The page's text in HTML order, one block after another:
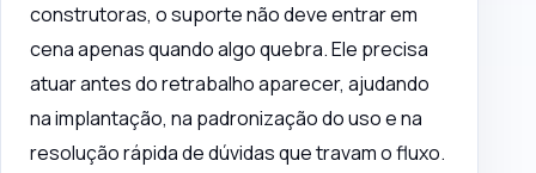
construtoras, o suporte não deve entrar em
cena apenas quando algo quebra. Ele precisa
atuar antes do retrabalho aparecer, ajudando
na implantação, na padronização do uso e na
resolução rápida de dúvidas que travam o fluxo.